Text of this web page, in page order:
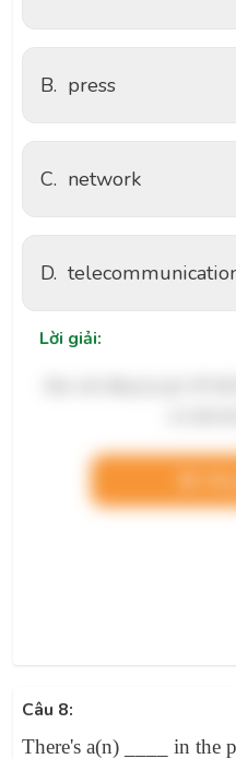
B. press
C. network
D.
Lời giải:
Câu 8:
There's a(n) ____ in the